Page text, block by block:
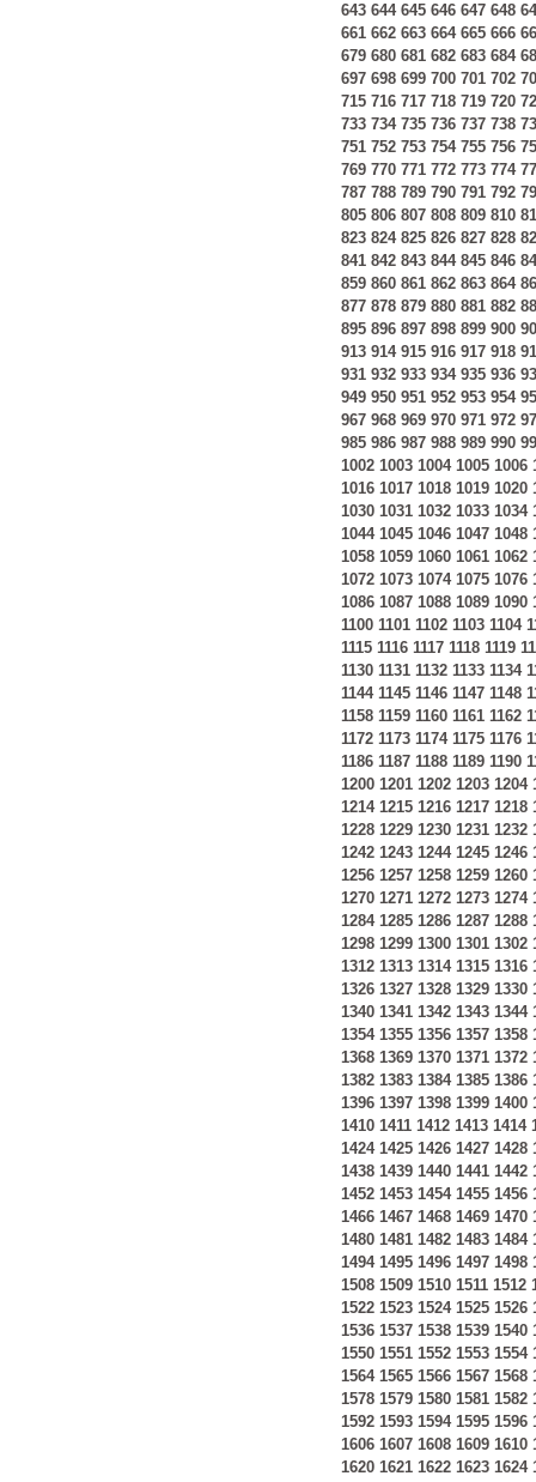
643 644 645 646 647 648
661 662 663 664 665 666
679 680 681 682 683 684
697 698 699 700 701 702
715 716 717 718 719 720
733 734 735 736 737 738
751 752 753 754 755 756
769 770 771 772 773 774
787 788 789 790 791 792
805 806 807 808 809 810
823 824 825 826 827 828
841 842 843 844 845 846
859 860 861 862 863 864
877 878 879 880 881 882
895 896 897 898 899 900
913 914 915 916 917 918
931 932 933 934 935 936
949 950 951 952 953 954
967 968 969 970 971 972
985 986 987 988 989 990
1002 1003 1004 1005 1006
1016 1017 1018 1019 1020
1030 1031 1032 1033 1034
1044 1045 1046 1047 1048
1058 1059 1060 1061 1062
1072 1073 1074 1075 1076
1086 1087 1088 1089 1090
1100 1101 1102 1103 1104
1115 1116 1117 1118 1119
1130 1131 1132 1133 1134
1144 1145 1146 1147 1148
1158 1159 1160 1161 1162
1172 1173 1174 1175 1176
1186 1187 1188 1189 1190
1200 1201 1202 1203 1204
1214 1215 1216 1217 1218
1228 1229 1230 1231 1232
1242 1243 1244 1245 1246
1256 1257 1258 1259 1260
1270 1271 1272 1273 1274
1284 1285 1286 1287 1288
1298 1299 1300 1301 1302
1312 1313 1314 1315 1316
1326 1327 1328 1329 1330
1340 1341 1342 1343 1344
1354 1355 1356 1357 1358
1368 1369 1370 1371 1372
1382 1383 1384 1385 1386
1396 1397 1398 1399 1400
1410 1411 1412 1413 1414
1424 1425 1426 1427 1428
1438 1439 1440 1441 1442
1452 1453 1454 1455 1456
1466 1467 1468 1469 1470
1480 1481 1482 1483 1484
1494 1495 1496 1497 1498
1508 1509 1510 1511 1512
1522 1523 1524 1525 1526
1536 1537 1538 1539 1540
1550 1551 1552 1553 1554
1564 1565 1566 1567 1568
1578 1579 1580 1581 1582
1592 1593 1594 1595 1596
1606 1607 1608 1609 1610
1620 1621 1622 1623 1624